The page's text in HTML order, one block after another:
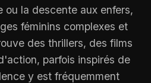
ou la descente aux enfers,
féminins complexes et
des thrillers, des films
parfois inspirés de
y est fréquemment